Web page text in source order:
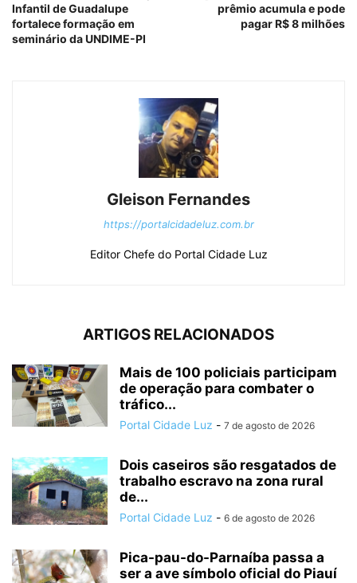
Infantil de Guadalupe
fortalece formação em
seminário da UNDIME-PI
prêmio acumula e pode
pagar R$ 8 milhões
Gleison Fernandes
https://portalcidadeluz.com.br
Editor Chefe do Portal Cidade Luz
ARTIGOS RELACIONADOS
Mais de 100 policiais participam
de operação para combater o
tráfico...
Portal Cidade Luz - 7 de agosto de 2026
Dois caseiros são resgatados de
trabalho escravo na zona rural
de...
Portal Cidade Luz - 6 de agosto de 2026
Pica-pau-do-Parnaíba passa a
ser a ave símbolo oficial do Piauí